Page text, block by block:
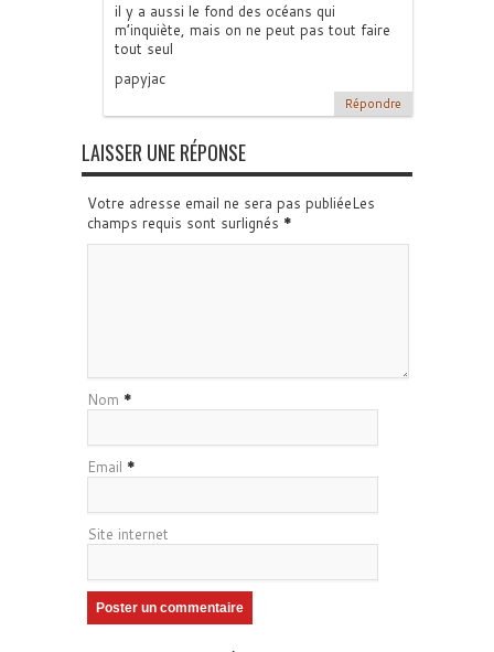
il y a aussi le fond des océans qui
m’inquiète, mais on ne peut pas tout faire
tout seul
papyjac
Répondre
LAISSER UNE RÉPONSE
Votre adresse email ne sera pas publiéeLes
champs requis sont surlignés *
Nom *
Email *
Site internet